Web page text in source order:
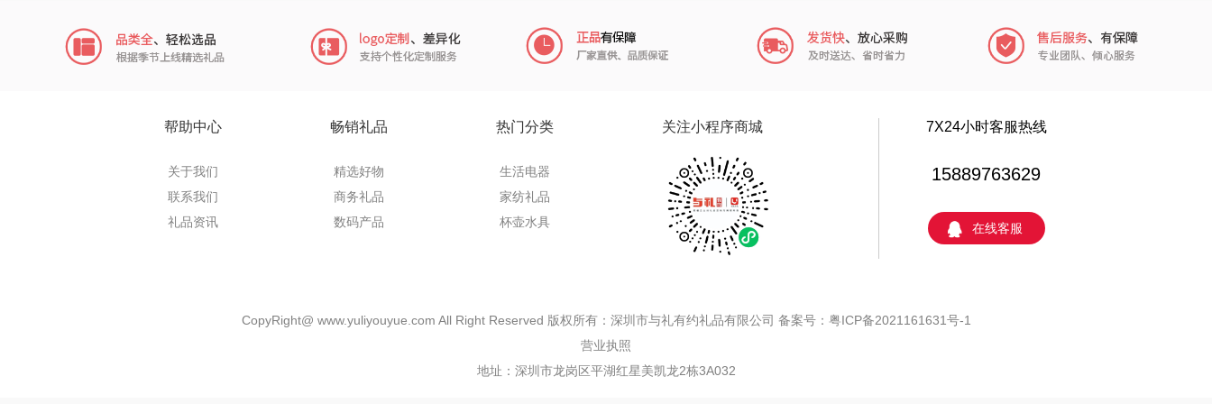
瓷语花香 友望 云鲸 恒源祥（箱包）
芬神 Aroma Light 兰士顿
胜源通 小狗（包销款）
款）
摩动 WayourCare 奥利贝拉 极鲜港 威诗兰 完美日记
怡乐雅 蔡府 花西子
«首页 下一页> 尾页» 到第 页
商务礼品
家纺礼品
关注小程序商城